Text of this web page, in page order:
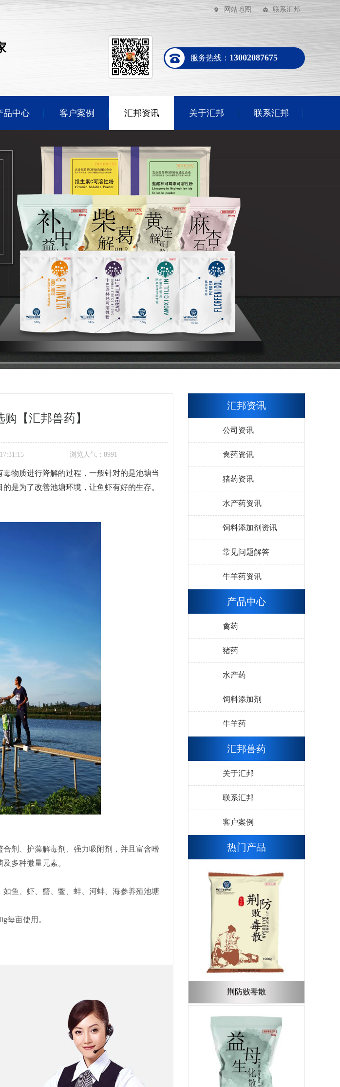
网站地图 联系汇邦
服务热线： 13002087675
品中心 客户案例 汇邦资讯 关于汇邦 联系汇邦
【汇邦兽药】
浏览人气： 8991
物质进行降解的过程，一般针对的是池塘当
是为了改善池塘环境，让鱼虾有好的生存。
剂、护藻解毒剂、强力吸附剂，并且富含嗜
多种微量元素。
鱼、虾、蟹、鳖、蚌、河蚌、海参养殖池塘
每亩使用。
汇邦资讯
公司资讯
禽药资讯
猪药资讯
水产药资讯
饲料添加剂资讯
常见问题解答
牛羊药资讯
产品中心
禽药
猪药
水产药
饲料添加剂
牛羊药
汇邦兽药
关于汇邦
联系汇邦
客户案例
热门产品
荆防败毒散